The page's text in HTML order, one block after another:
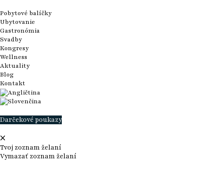
Pobytové balíčky
Ubytovanie
Gastronómia
Svadby
Kongresy
Wellness
Aktuality
Blog
Kontakt
Darčekové poukazy
Tvoj zoznam želaní
Vymazať zoznam želaní